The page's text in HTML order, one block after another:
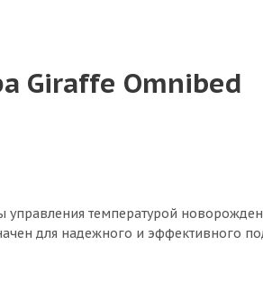
Giraffe Omnibed
управления температурой
для надежного и эффективного